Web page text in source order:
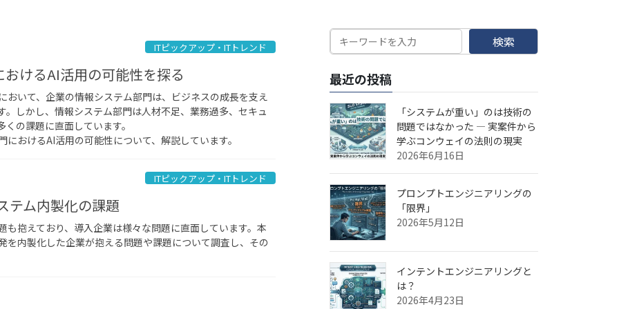
ITピックアップ・ITトレンド
けるAI活用の可能性を探る
おいて、企業の情報システム部門は、ビジネスの成長を支え
。しかし、情報システム部門は人材不足、業務過多、セキュ
の課題に直面しています。
おけるAI活用の可能性について、解説しています。
ITピックアップ・ITトレンド
テム内製化の課題
も抱えており、導入企業は様々な問題に直面しています。本
を内製化した企業が抱える問題や課題について調査し、その
検索
最近の投稿
「システムが重い」のは技術の
問題ではなかった — 実案件から
学ぶコンウェイの法則の現実
2026年6月16日
プロンプトエンジニアリングの
「限界」
2026年5月12日
インテントエンジニアリングと
は？
2026年4月23日